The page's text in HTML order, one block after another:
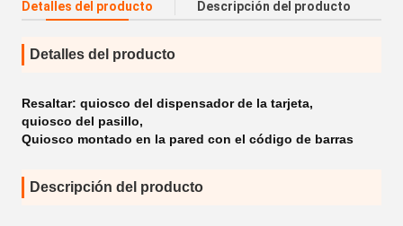
Detalles del producto Descripción del producto
Detalles del producto
Resaltar: quiosco del dispensador de la tarjeta,
quiosco del pasillo,
Quiosco montado en la pared con el código de barras
Descripción del producto